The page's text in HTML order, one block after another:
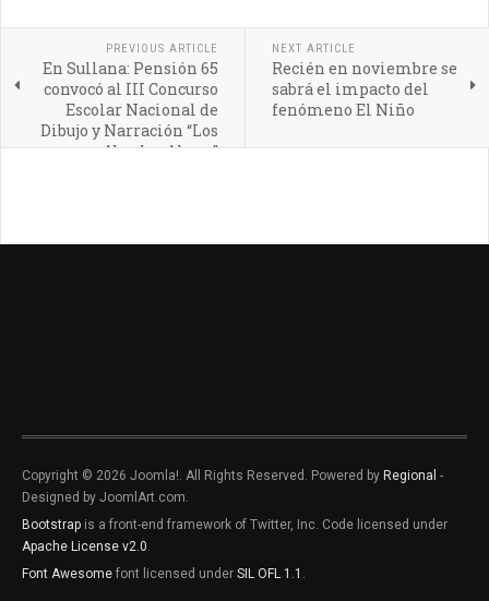
PREVIOUS ARTICLE
En Sullana: Pensión 65
convocó al III Concurso
Escolar Nacional de
Dibujo y Narración “Los
Abuelos Ahora”
NEXT ARTICLE
Recién en noviembre se
sabrá el impacto del
fenómeno El Niño
Copyright © 2026 Joomla!. All Rights Reserved. Powered by Regional -
Designed by JoomlArt.com.
Bootstrap is a front-end framework of Twitter, Inc. Code licensed under
Apache License v2.0
Font Awesome font licensed under SIL OFL 1.1